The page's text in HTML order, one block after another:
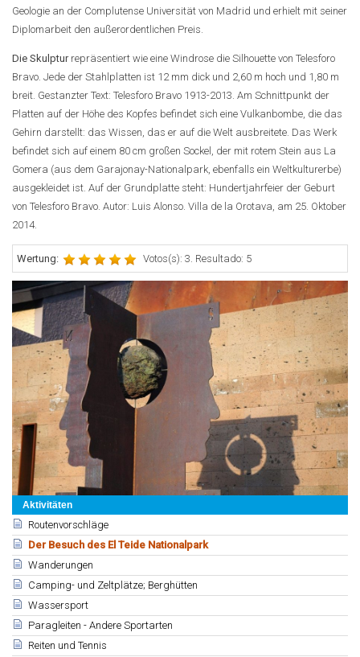
Aktivitäten
Routenvorschläge
Der Besuch des El Teide Nationalpark
Wanderungen
Camping- und Zeltplätze; Berghütten
Wassersport
Paragleiten - Andere Sportarten
Reiten und Tennis
Geologie an der Complutense Universität von Madrid und erhielt mit seiner
Diplomarbeit den außerordentlichen Preis.
Die Skulptur repräsentiert wie eine Windrose die Silhouette von Telesforo
Bravo. Jede der Stahlplatten ist 12 mm dick und 2,60 m hoch und 1,80 m
breit. Gestanzter Text: Telesforo Bravo 1913-2013. Am Schnittpunkt der
Platten auf der Höhe des Kopfes befindet sich eine Vulkanbombe, die das
Gehirn darstellt: das Wissen, das er auf die Welt ausbreitete. Das Werk
befindet sich auf einem 80 cm großen Sockel, der mit rotem Stein aus La
Gomera (aus dem Garajonay-Nationalpark, ebenfalls ein Weltkulturerbe)
ausgekleidet ist. Auf der Grundplatte steht: Hundertjahrfeier der Geburt
von Telesforo Bravo. Autor: Luis Alonso. Villa de la Orotava, am 25. Oktober
2014.
Wertung: Votos(s): 3. Resultado: 5